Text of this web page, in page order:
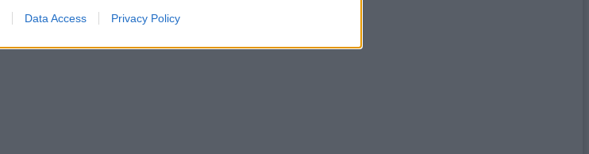
Data Access Privacy Policy